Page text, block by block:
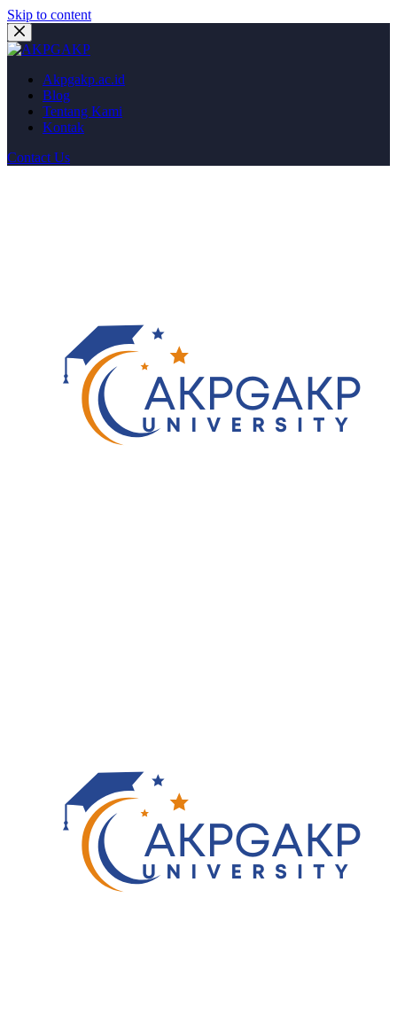
Skip to content
Akpgakp.ac.id
Blog
Tentang Kami
Kontak
Contact Us